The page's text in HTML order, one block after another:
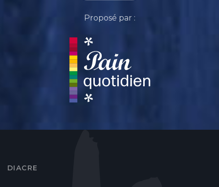
Proposé par :
DIACRE